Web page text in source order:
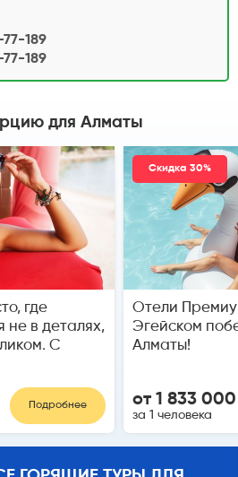
77-189
77-189
для Алматы
где
в деталях,
С
Подробнее
Скидка 30%
Отели
Эгейском
Алматы!
от 1 833 000
за 1 человека